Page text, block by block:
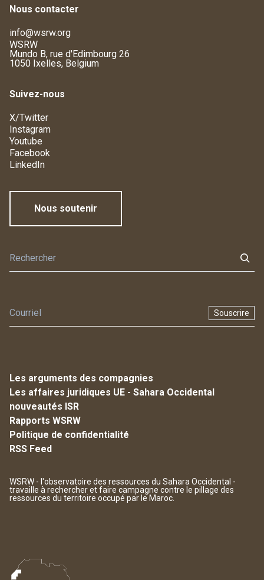
Nous contacter
info@wsrw.org
WSRW
Mundo B, rue d'Edimbourg 26
1050 Ixelles, Belgium
Suivez-nous
X/Twitter
Instagram
Youtube
Facebook
LinkedIn
Nous soutenir
Souscrire
Les arguments des compagnies
Les affaires juridiques UE - Sahara Occidental
nouveautés ISR
Rapports WSRW
Politique de confidentialité
RSS Feed
WSRW - l'observatoire des ressources du Sahara Occidental -
travaille à rechercher et faire campagne contre le pillage des
ressources du territoire occupé par le Maroc.